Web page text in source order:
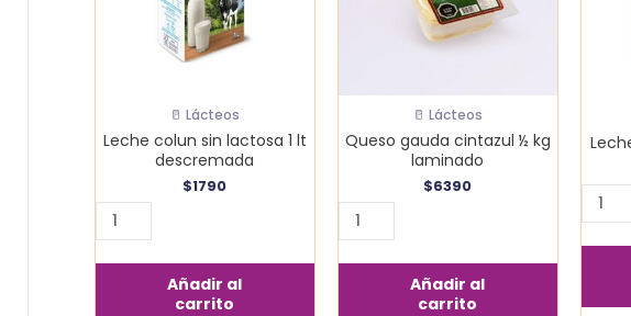
🥛 Lácteos
Leche colun sin lactosa 1 lt
descremada
$1790
descremada
Añadir al
carrito
🥛 Lácteos
Queso gauda cintazul ½ kg
laminado
$6390
Añadir al
carrito